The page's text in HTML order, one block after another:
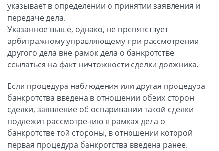
указывает в определении о принятии заявления и
передаче дела.
Указанное выше, однако, не препятствует
арбитражному управляющему при рассмотрении
другого дела вне рамок дела о банкротстве
ссылаться на факт ничтожности сделки должника.
Если процедура наблюдения или другая процедура
банкротства введена в отношении обеих сторон
сделки, заявление об оспаривании такой сделки
подлежит рассмотрению в рамках дела о
банкротстве той стороны, в отношении которой
первая процедура банкротства введена ранее.